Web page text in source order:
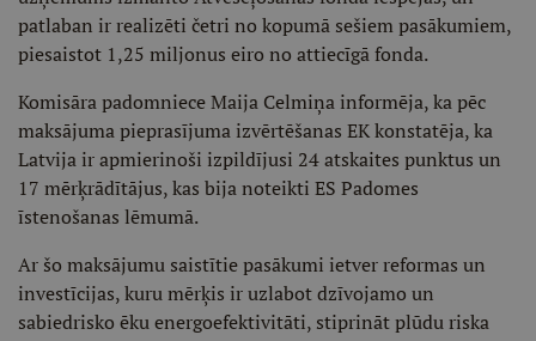
patlaban ir realizēti četri no kopumā sešiem pasākumiem,
piesaistot 1,25 miljonus eiro no attiecīgā fonda.
Komisāra padomniece Maija Celmiņa informēja, ka pēc
maksājuma pieprasījuma izvērtēšanas EK konstatēja, ka
Latvija ir apmierinoši izpildījusi 24 atskaites punktus un
17 mērķrādītājus, kas bija noteikti ES Padomes
īstenošanas lēmumā.
Ar šo maksājumu saistītie pasākumi ietver reformas un
investīcijas, kuru mērķis ir uzlabot dzīvojamo un
sabiedrisko ēku energoefektivitāti, stiprināt plūdu riska